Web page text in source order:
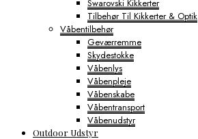
Swarovski Kikkerter
Tilbehør Til Kikkerter & Optik
Våbentilbehør
Geværremme
Skydestokke
Våbenlys
Våbenpleje
Våbenskabe
Våbentransport
Våbenudstyr
Outdoor Udstyr